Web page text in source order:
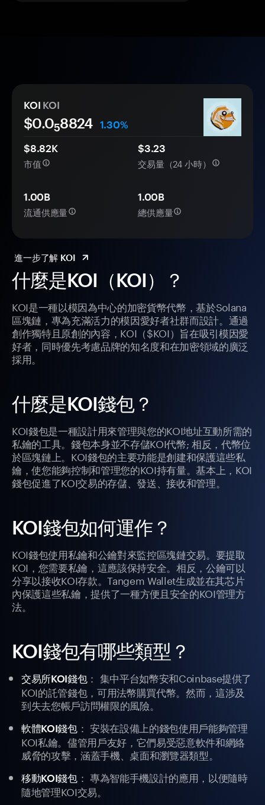
什麼是KOI（KOI）？
KOI是一種以模因為中心的加密貨幣代幣，基於Solana
區塊鏈，專為充滿活力的模因愛好者社群而設計。通過
創作獨特且原創的內容，KOI（$KOI）旨在吸引模因愛
好者，同時優先考慮品牌的知名度和在加密領域的廣泛
採用。
什麼是KOI錢包？
KOI錢包是一種設計用來管理與您的KOI地址互動所需的
私鑰的工具。錢包本身並不存儲KOI代幣; 相反，代幣位
於區塊鏈上。KOI錢包的主要功能是創建和保護這些私
鑰，使您能夠控制和管理您的KOI持有量。基本上，KOI
錢包促進了KOI交易的存儲、發送、接收和管理。
KOI錢包如何運作？
KOI錢包使用私鑰和公鑰對來監控區塊鏈交易。要提取
KOI，您需要私鑰，這應該保持安全。相反，公鑰可以
分享以接收KOI存款。Tangem Wallet生成並在其芯片
內保護這些私鑰，提供了一種方便且安全的KOI管理方
法。
KOI錢包有哪些類型？
交易所KOI錢包： 集中平台如幣安和Coinbase提供了
KOI的託管錢包，可用法幣購買代幣。然而，這涉及
到失去您帳戶訪問權限的風險。
軟體KOI錢包： 安裝在設備上的錢包使用戶能夠管理
KOI私鑰。儘管用戶友好，它們易受惡意軟件和網絡
威脅的攻擊，涵蓋手機、桌面和瀏覽器類型。
移動KOI錢包： 專為智能手機設計的應用，以便隨時
隨地管理KOI交易。
KOI KOI
$0.058824
1.30%
$8.82K
市值
$3.23
交易量（24 小時）
1.00B
流通供應量
1.00B
總供應量
進一步了解 KOI